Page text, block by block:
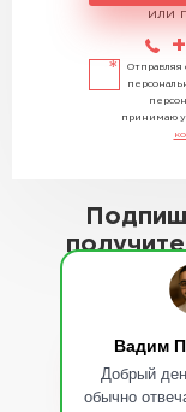
Вадим
Добрый
обычно
или
Отправляя
принимаю
Отправляя